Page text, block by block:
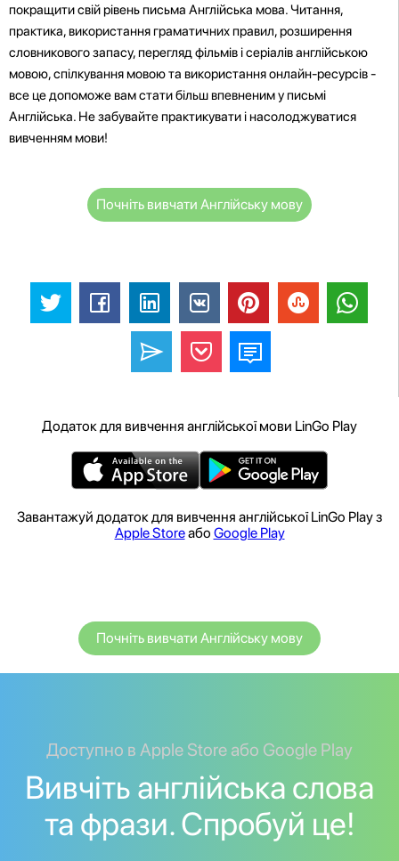
покращити свій рівень письма Англійська мова. Читання,
практика, використання граматичних правил, розширення
словникового запасу, перегляд фільмів і серіалів англійською
мовою, спілкування мовою та використання онлайн-ресурсів -
все це допоможе вам стати більш впевненим у письмі
Англійська. Не забувайте практикувати і насолоджуватися
вивченням мови!
Почніть вивчати Англійську мову
Додаток для вивчення англійської мови LinGo Play
Завантажуй додаток для вивчення англійської LinGo Play з
Apple Storeабо Google Play
Почніть вивчати Англійську мову
Доступно в Apple Store або Google Play
Вивчіть англійська слова
та фрази. Спробуй це!